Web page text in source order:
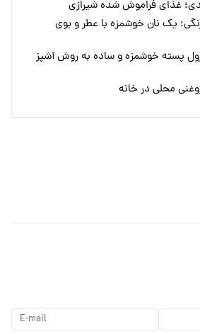
غذای فراموش شده شیرازی
یک نان خوشمزه با عطر و بوی
پسته خوشمزه و ساده به روش آشپز
محلی در خانه